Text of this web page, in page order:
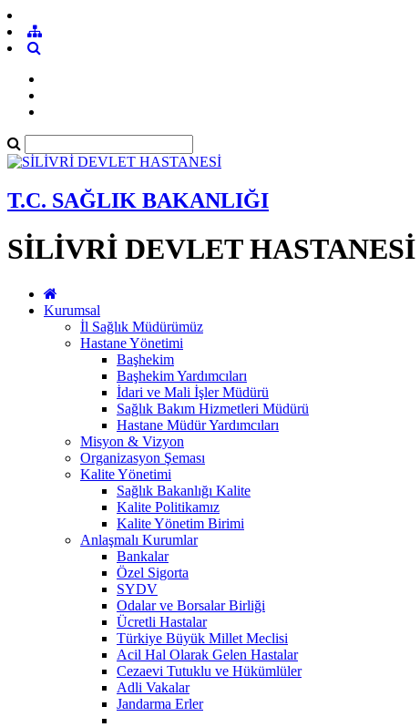
T.C. SAĞLIK BAKANLIĞI
SİLİVRİ DEVLET HASTANESİ
Kurumsal
İl Sağlık Müdürümüz
Hastane Yönetimi
Başhekim
Başhekim Yardımcıları
İdari ve Mali İşler Müdürü
Sağlık Bakım Hizmetleri Müdürü
Hastane Müdür Yardımcıları
Misyon & Vizyon
Organizasyon Şeması
Kalite Yönetimi
Sağlık Bakanlığı Kalite
Kalite Politikamız
Kalite Yönetim Birimi
Anlaşmalı Kurumlar
Bankalar
Özel Sigorta
SYDV
Odalar ve Borsalar Birliği
Ücretli Hastalar
Türkiye Büyük Millet Meclisi
Acil Hal Olarak Gelen Hastalar
Cezaevi Tutuklu ve Hükümlüler
Adli Vakalar
Jandarma Erler